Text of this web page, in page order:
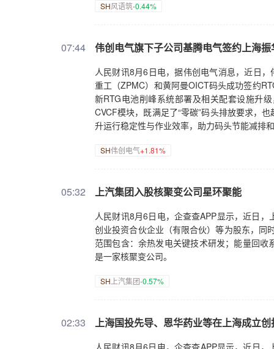
SH风语筑-0.44%
07:44 伟创电气旗下子公司基腾电气签约上海
人民财讯8月6日电，据伟创电气消息，近日
重工（ZPMC）和黄阿曼OICT码头成功签约
新RTG电池削峰系统部署及相关配套设施升
CVCF模块，既满足了“零碳”码头排放要求，
升运行稳定性与作业效率，助力码头节能减排
SH伟创电气+1.81%
05:32 上汽集团入股核聚变公司星环聚能
人民财讯8月6日电，企查查APP显示，近日
创业投资合伙企业（有限合伙）等为股东，同
范围包含：余热发电关键技术研发；能量回
是一家核聚变公司。
SH 上汽集团-0.57%
02:33 上海国投先导、恩华药业等在上海成立创
人民财讯8月6日电，企查查APP显示，近日